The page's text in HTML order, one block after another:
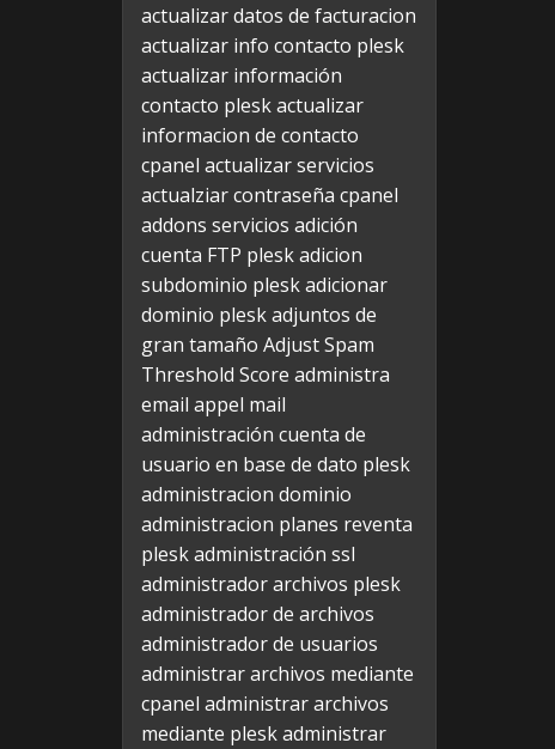
actualizar datos de facturacion
actualizar info contacto plesk
actualizar información
contacto pleskactualizar
informacion de contacto
cpanel actualizar servicios
actualziar contraseña cpanel
addons servicios adición
cuenta FTP pleskadicion
subdominio pleskadicionar
dominio pleskadjuntos de
gran tamaño Adjust Spam
Threshold Score administra
email appel mail
administración cuenta de
usuario en base de dato plesk
administracion dominio
administracion planes reventa
pleskadministración ssl
administrador archivos plesk
administrador de archivos
administrador de usuarios
administrar archivos mediante
cpanel administrar archivos
mediante pleskadministrar